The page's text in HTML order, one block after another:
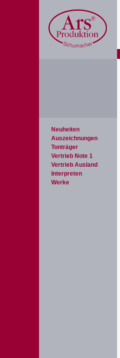
Neuheiten
Auszeichnungen
Tonträger
Vertrieb Note 1
Vertrieb Ausland
Interpreten
Werke